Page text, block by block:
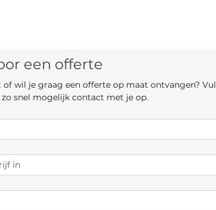
maten:
x 90xm
x 90cm
x 100cm
x 100 cm
x 100cm
x 100cm
een offerte
wil je graag een offerte op maat ontvangen? Vul
snel mogelijk contact met je op.